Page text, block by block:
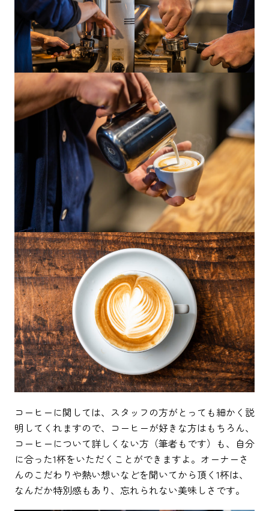
コーヒーに関しては、スタッフの方がとっても細かく説
明してくれますので、コーヒーが好きな方はもちろん、
コーヒーについて詳しくない方（筆者もです）も、自分
に合った1杯をいただくことができますよ。オーナーさ
んのこだわりや熱い想いなどを聞いてから頂く1杯は、
なんだか特別感もあり、忘れられない美味しさです。